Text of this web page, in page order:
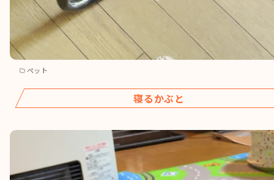
ペット
寝るかぶと